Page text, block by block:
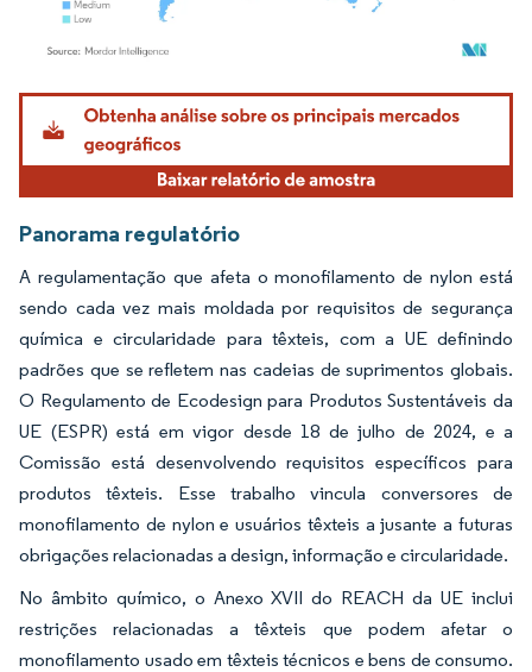
Imagem © Mordor Intelligence. O reuso requer atribuição conforme CC BY 4.0.
Panorama regulatório
A regulamentação que afeta o monofilamento de nylon está
sendo cada vez mais moldada por requisitos de segurança
química e circularidade para têxteis, com a UE definindo
padrões que se refletem nas cadeias de suprimentos globais.
O Regulamento de Ecodesign para Produtos Sustentáveis da
UE (ESPR) está em vigor desde 18 de julho de 2024, e a
Comissão está desenvolvendo requisitos específicos para
produtos têxteis. Esse trabalho vincula conversores de
monofilamento de nylon e usuários têxteis a jusante a futuras
obrigações relacionadas a design, informação e circularidade.
No âmbito químico, o Anexo XVII do REACH da UE inclui
restrições relacionadas a têxteis que podem afetar o
monofilamento usado em têxteis técnicos e bens de consumo.